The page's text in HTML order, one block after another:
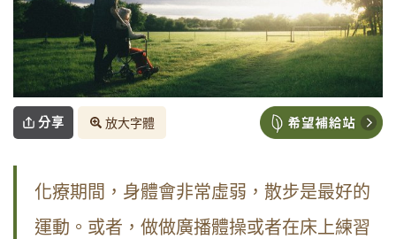
分享 放大字體
化療期間，身體會非常虛弱，散步是最好的
運動。或者，做做廣播體操或者在床上練習